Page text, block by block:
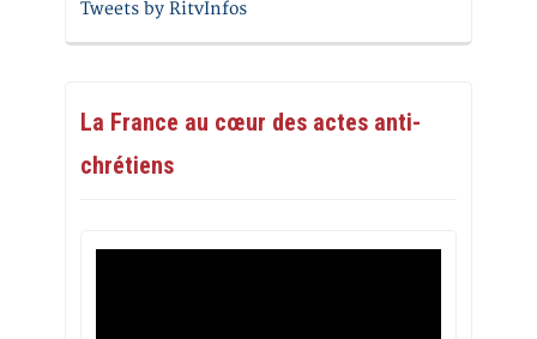
Tweets by RitvInfos
La France au cœur des actes anti-
chrétiens